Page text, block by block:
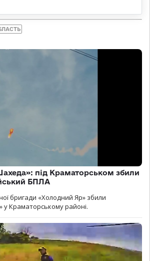
під Краматорськом збили
БПЛА
бригади «Холодний Яр» збили
Краматорському районі.